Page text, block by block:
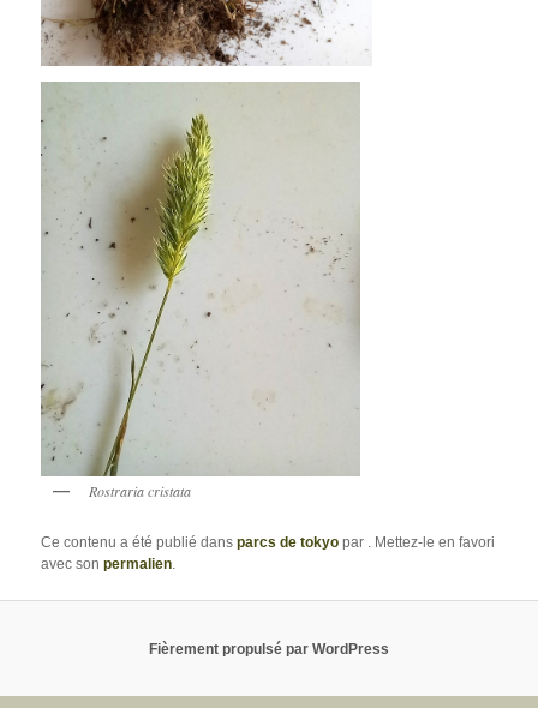
Rostraria cristata
Ce contenu a été publié dansparcs de tokyo par . Mettez-le en favori
avec sonpermalien.
Fièrement propulsé par WordPress